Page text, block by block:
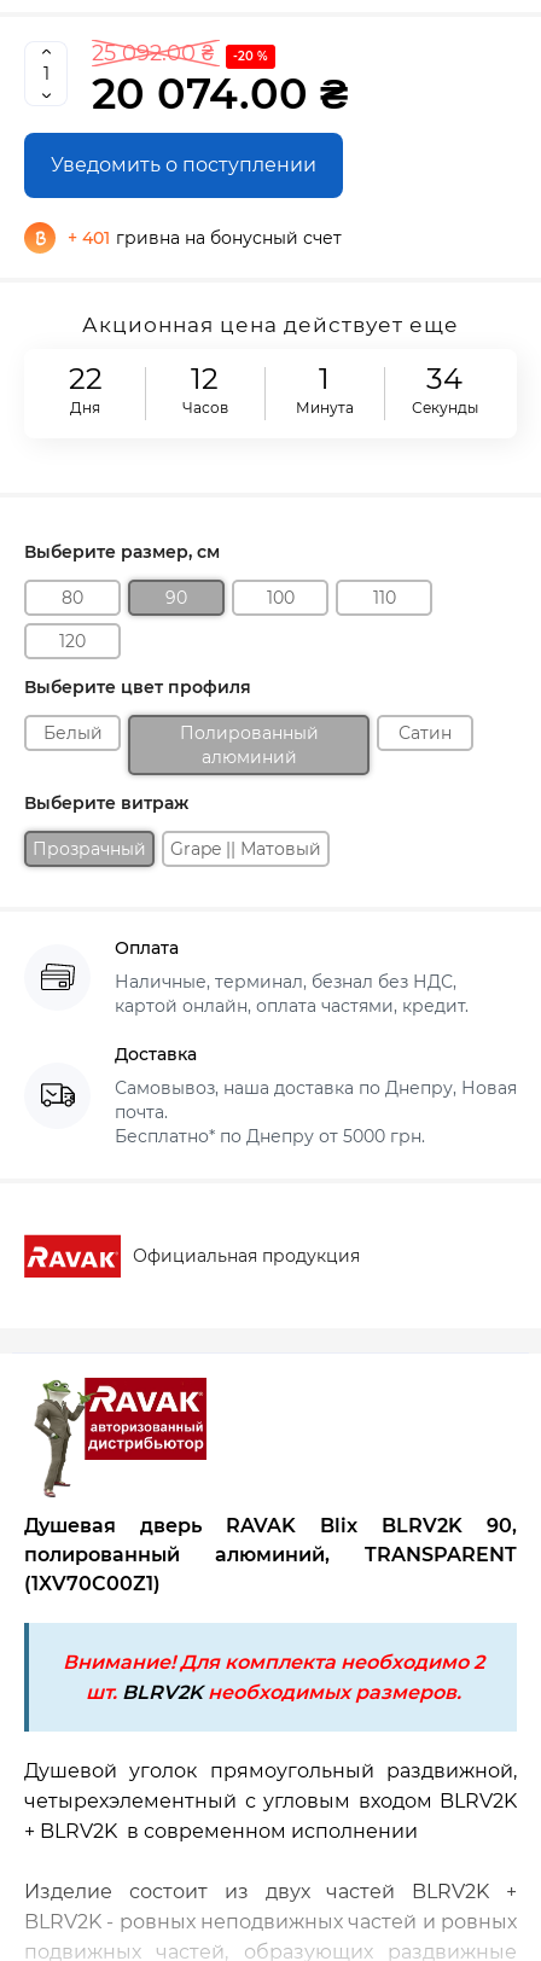
25 092.00 ₴ -20 %
20 074.00 ₴
Уведомить о поступлении
+ 401 гривна на бонусный счет
Акционная цена действует еще
22
Дня
12
Часов
1
Минута
33
Секунды
Выберите размер, см
80 90 100
110
120
Выберите цвет профиля
Белый
Полированный
алюминий
Сатин
Выберите витраж
Прозрачный Grape || Матовый
Оплата
Наличные, терминал, безнал без НДС,
картой онлайн, оплата частями, кредит.
Доставка
Самовывоз, наша доставка по Днепру, Новая
почта.
Бесплатно* по Днепру от 5000 грн.
Официальная продукция
Душевая дверь RAVAK Blix BLRV2K 90,
полированный алюминий, TRANSPARENT
(1XV70C00Z1)
Внимание! Для комплекта необходимо 2
шт. BLRV2Kнеобходимых размеров.
Душевой уголок прямоугольный раздвижной,
четырехэлементный с угловым входом BLRV2K
+ BLRV2K в современном исполнении
Изделие состоит из двух частей BLRV2K +
BLRV2K - ровных неподвижных частей и ровных
подвижных частей, образующих раздвижные